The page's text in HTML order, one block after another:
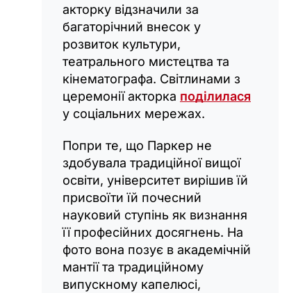
акторку відзначили за
багаторічний внесок у
розвиток культури,
театрального мистецтва та
кінематографа. Світлинами з
церемонії акторка поділилася
у соціальних мережах.
Попри те, що Паркер не
здобувала традиційної вищої
освіти, університет вирішив їй
присвоїти їй почесний
науковий ступінь як визнання
її професійних досягнень. На
фото вона позує в академічній
мантії та традиційному
випускному капелюсі,